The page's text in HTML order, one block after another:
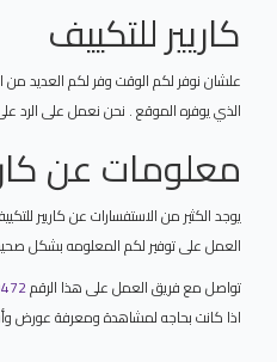
كاريير للتكييف
علشان نوفر لكم الوقت وفر لكم العديد
الذي يوفره الموقع . نحن نعمل على الرد
معلومات عن
يوجد الكثير من الاستفسارات عن كاريير
العمل على توفير لكم المعلومه بشكل
تواصل مع فريق العمل على هذا الرقم
اذا كانت بحاجه لمشاهدة ومعرفة عورض